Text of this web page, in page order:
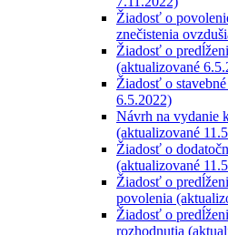
Žiadosť o
znečistenia
Žiadosť o
(aktualizované
Žiadosť o
6.5.2022)
Návrh na vydanie
(aktualizované
Žiadosť o
(aktualizované
Žiadosť o
povolenia
Žiadosť o
rozhodnutia